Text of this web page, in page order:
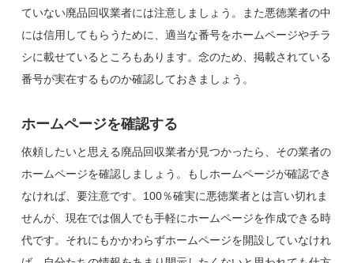
ていない廃品回収業者には注意しましょう。また悪徳業者の中
には信用してもらうために、適当な番号をホームページやチラ
シに載せているところもあります。念のため、掲載されている
番号が実在するものか確認しておきましょう。
ホームページを確認する
依頼したいと思える廃品回収業者が見つかったら、その業者の
ホームページを確認しましょう。もしホームページが確認でき
なければ、要注意です。100％確実に悪徳業者とは言い切れま
せんが、現在では個人でも手軽にホームページを作成できる時
代です。それにもかかわらずホームページを開設していなけれ